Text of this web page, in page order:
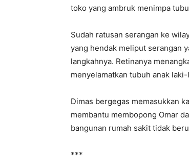
toko yang ambruk menimpa
Sudah ratusan serangan ke
yang hendak meliput serangan
langkahnya. Retinanya
menyelamatkan tubuh anak
Dimas bergegas memasukkan
membantu membopong Omar
bangunan rumah sakit tidak
***